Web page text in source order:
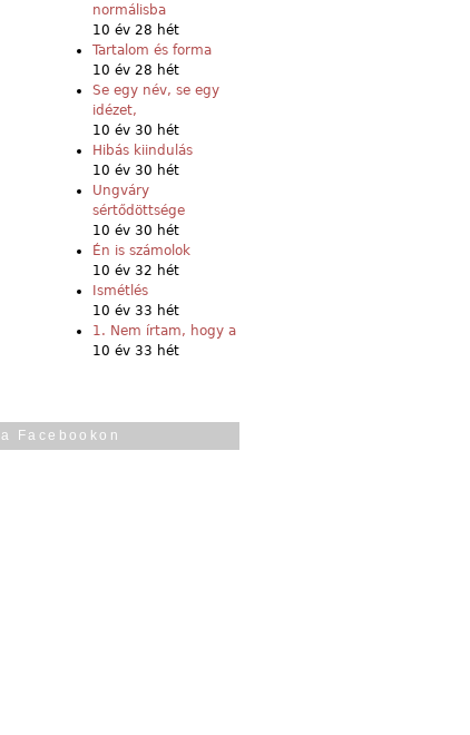
normálisba
10 év 28 hét
Tartalom és forma
10 év 28 hét
Se egy név, se egy
idézet,
10 év 30 hét
Hibás kiindulás
10 év 30 hét
Ungváry
sértődöttsége
10 év 30 hét
Én is számolok
10 év 32 hét
Ismétlés
10 év 33 hét
1. Nem írtam, hogy a
10 év 33 hét
Facebookon